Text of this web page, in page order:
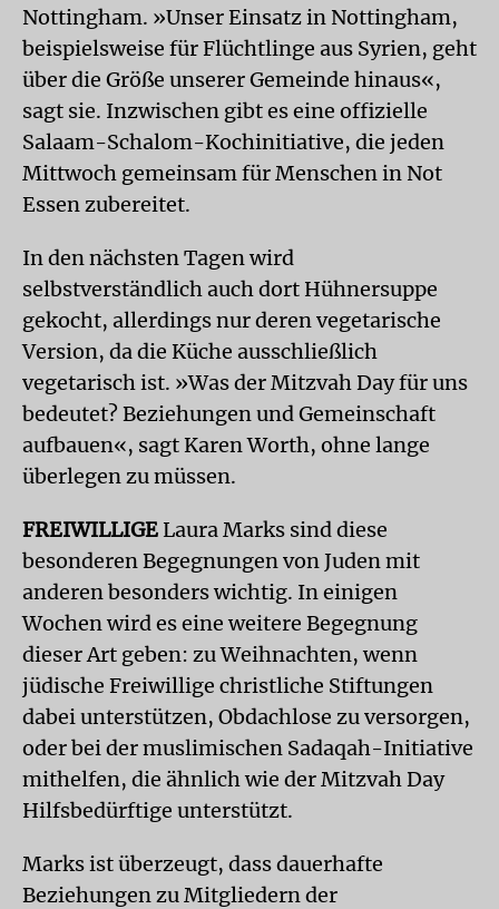
Nottingham. »Unser Einsatz in Nottingham,
beispielsweise für Flüchtlinge aus Syrien, geht
über die Größe unserer Gemeinde hinaus«,
sagt sie. Inzwischen gibt es eine offizielle
Salaam-Schalom-Kochinitiative, die jeden
Mittwoch gemeinsam für Menschen in Not
Essen zubereitet.
In den nächsten Tagen wird
selbstverständlich auch dort Hühnersuppe
gekocht, allerdings nur deren vegetarische
Version, da die Küche ausschließlich
vegetarisch ist. »Was der Mitzvah Day für uns
bedeutet? Beziehungen und Gemeinschaft
aufbauen«, sagt Karen Worth, ohne lange
überlegen zu müssen.
FREIWILLIGE Laura Marks sind diese
besonderen Begegnungen von Juden mit
anderen besonders wichtig. In einigen
Wochen wird es eine weitere Begegnung
dieser Art geben: zu Weihnachten, wenn
jüdische Freiwillige christliche Stiftungen
dabei unterstützen, Obdachlose zu versorgen,
oder bei der muslimischen Sadaqah-Initiative
mithelfen, die ähnlich wie der Mitzvah Day
Hilfsbedürftige unterstützt.
Marks ist überzeugt, dass dauerhafte
Beziehungen zu Mitgliedern der